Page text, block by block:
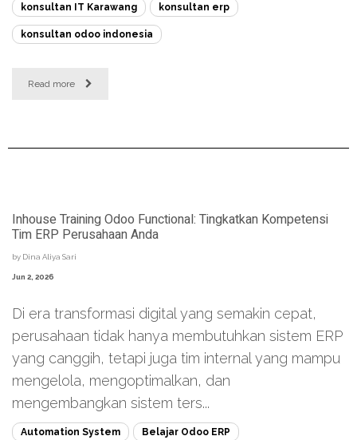
konsultan IT Karawang konsultan erp
konsultan odoo indonesia
Read more
Inhouse Training Odoo Functional: Tingkatkan Kompetensi
Tim ERP Perusahaan Anda
by Dina Aliya Sari
Jun 2, 2026
Di era transformasi digital yang semakin cepat,
perusahaan tidak hanya membutuhkan sistem ERP
yang canggih, tetapi juga tim internal yang mampu
mengelola, mengoptimalkan, dan
mengembangkan sistem ters...
Automation System Belajar Odoo ERP